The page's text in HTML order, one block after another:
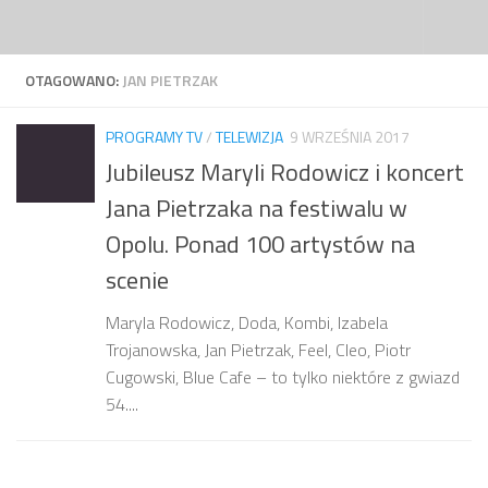
OTAGOWANO:JAN PIETRZAK
PROGRAMY TV/TELEWIZJA 9 WRZEŚNIA 2017
Jubileusz Maryli Rodowicz i koncert
Jana Pietrzaka na festiwalu w
Opolu. Ponad 100 artystów na
scenie
Maryla Rodowicz, Doda, Kombi, Izabela
Trojanowska, Jan Pietrzak, Feel, Cleo, Piotr
Cugowski, Blue Cafe – to tylko niektóre z gwiazd
54....